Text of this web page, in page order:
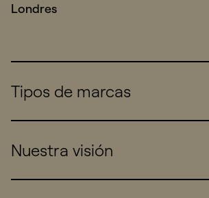
Londres
Tipos de marcas
Consumers
Nuestra visión